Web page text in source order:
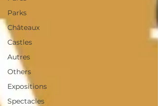
Parks
Châteaux
Castles
Autres
Others
Expositions
Spectacles